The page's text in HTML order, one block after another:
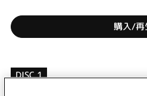
購入/再
DISC 1